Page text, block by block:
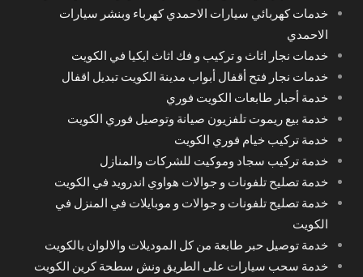
خدمات كهربائي سيارات الاحمدي كهرباء وبنشر سيارات
الاحمدي
خدمات نجار اثاث و تركيب و فك اثاث ايكيا في الكويت
خدمات نجار فتح أقفال أبواب مدينة الكويت تبديل اقفال
خدمة أحبار طابعات الكويت فوري
خدمة بيع ريموت تلفزيون صيانة وتوصيل فوري الكويت
خدمة تركيب خيام فوري الكويت
خدمة تركيب سجاد وموكيت للشركات والمنازل
خدمة تصليح تلفونات و جوالات هواوي اندرويد في الكويت
خدمة تصليح تلفونات و جوالات و موبايلات في المنزل في
الكويت
خدمة توصيل حبر طابعة من كل الموديلات والالوان بالكويت
خدمة سحب سيارات على الطريق ونش سطحة كرين الكويت